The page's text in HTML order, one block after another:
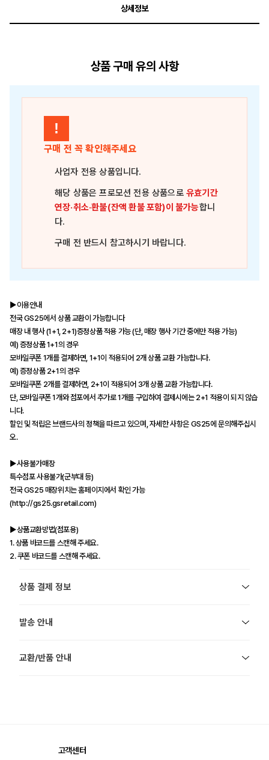
상세정보
상품 구매 유의 사항
!
구매 전 꼭 확인해주세요
사업자 전용 상품입니다.
해당 상품은프로모션 전용 상품으로유효기간
연장·취소·환불(잔액 환불 포함)이 불가능합니
다.
구매 전 반드시 참고하시기 바랍니다.
▶이용안내
전국 GS25에서 상품 교환이 가능합니다
매장 내 행사 (1+1, 2+1)증정상품 적용 가능 (단, 매장 행사 기간 중에만 적용 가능)
예) 증정상품 1+1의 경우
모바일쿠폰 1개를 결제하면, 1+1이 적용되어 2개 상품 교환 가능합니다.
예) 증정상품 2+1의 경우
모바일쿠폰 2개를 결제하면, 2+1이 적용되어 3개 상품 교환 가능합니다.
단, 모바일쿠폰 1개와 점포에서 추가로 1개를 구입하여 결제시에는 2+1 적용이 되지 않습
니다.
할인 및 적립은 브랜드사의 정책을 따르고 있으며, 자세한 사항은 GS25에 문의해주십시
오.
▶사용불가매장
특수점포 사용불가(군부대 등)
전국 GS25 매장위치는 홈페이지에서 확인 가능
(http://gs25.gsretail.com)
▶상품교환방법(점포용)
1. 상품 바코드를 스캔해 주세요.
2. 쿠폰 바코드를 스캔해 주세요.
상품 결제 정보
발송 안내
교환/반품 안내
고객센터